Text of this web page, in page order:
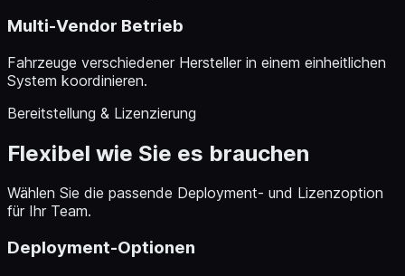
Multi-Vendor Betrieb
Fahrzeuge verschiedener Hersteller in einem einheitlichen
System koordinieren.
Bereitstellung & Lizenzierung
Flexibel wie Sie es brauchen
Wählen Sie die passende Deployment- und Lizenzoption
für Ihr Team.
Deployment-Optionen